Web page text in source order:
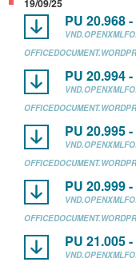
PU 20.968
PU 20.994
PU 20.995
PU 20.999
PU 21.005